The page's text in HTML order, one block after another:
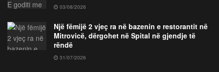
03/08/2026
Një fëmijë 2 vjeç ra në bazenin e restorantit në
Mitrovicë, dërgohet në Spital në gjendje të
rëndë
31/07/2026